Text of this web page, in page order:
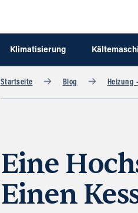
Klimatisierung
Startseite Blog Heizung
Eine
Einen